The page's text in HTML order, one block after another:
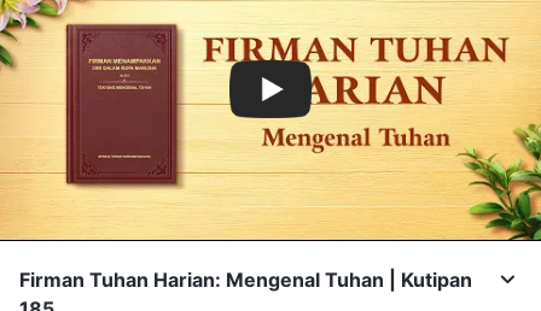
Firman Tuhan Harian: Mengenal Tuhan | Kutipan